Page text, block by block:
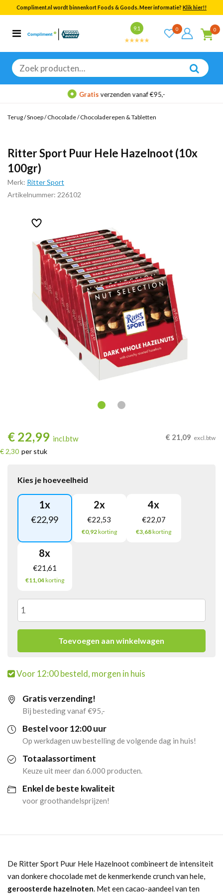
Compliment.nl wordt binnenkort Foods & Goods. Meer informatie? Klik hier!!
9.1 0 0
Zoeken
naar:
Categorieën
Bekijk alle resultaten
Gratisverzenden vanaf €95,-
Terug/Snoep/Chocolade/Chocoladerepen & Tabletten
Ritter Sport Puur Hele Hazelnoot (10x
100gr)
Merk: Ritter Sport
Artikelnummer: 226102
€ 22,99 incl.btw
€ 2,30 per stuk
€ 21,09 excl.btw
Kies je hoeveelheid
1x
€22,99
2x
€22,53
€0,92korting
4x
€22,07
€3,68korting
8x
€21,61
€11,04korting
Ritter
Sport
Hele
Hazelnoot
(10x
100gr)
aantal
Toevoegen aan winkelwagen
Voor 12:00 besteld, morgen in huis
Gratis verzending!
Bij besteding vanaf €95,-
Bestel voor 12:00 uur
Op werkdagen uw bestelling de volgende dag in huis!
Totaalassortiment
Keuze uit meer dan 6.000 producten.
Enkel de beste kwaliteit
voor groothandelsprijzen!
De Ritter Sport Puur Hele Hazelnoot combineert de intensiteit
van donkere chocolade met de kenmerkende crunch van hele,
geroosterde hazelnoten. Met een cacao-aandeel van ten